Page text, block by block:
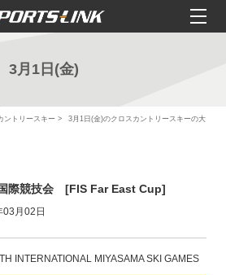
3月1日(金)
ントリースキー
3月1日(金)のクロスカントリースキーの大
際競技会 [FIS Far East Cup]
月02日
INTERNATIONAL MIYASAMA SKI GAMES